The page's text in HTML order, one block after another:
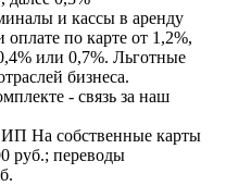
и кассы в аренду
по карте от 1,2%,
или 0,7%. Льготные
бизнеса.
- связь за наш
ИП На собственные карты
руб.; переводы